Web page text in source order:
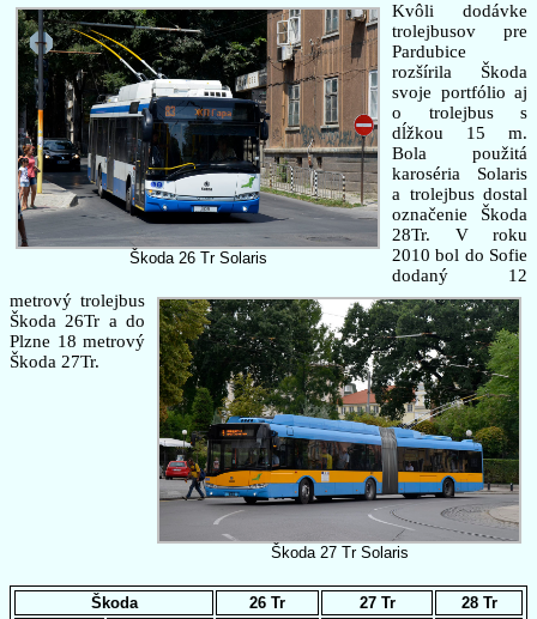
Škoda 26 Tr Solaris
Škoda 27 Tr Solaris
Kvôli dodávke
trolejbusov pre
Pardubice
rozšírila Škoda
svoje portfólio aj
o trolejbus s
dĺžkou 15 m.
Bola použitá
karoséria Solaris
a trolejbus dostal
označenie Škoda
28Tr. V roku
2010 bol do Sofie
dodaný 12
metrový trolejbus
Škoda 26Tr a do
Plzne 18 metrový
Škoda 27Tr.
Škoda 26 Tr 27 Tr 28 Tr